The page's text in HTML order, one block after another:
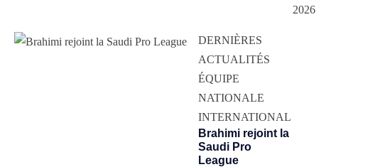
2026
DERNIÈRES
ACTUALITÉS
ÉQUIPE
NATIONALE
INTERNATIONAL
Brahimi rejoint la
Saudi Pro
League